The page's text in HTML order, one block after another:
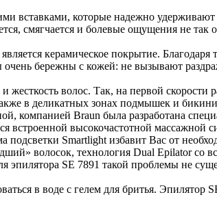
вставками, которые надежно
смягчается и болевые ощущения не
керамическое покрытие.
очень бережны с кожей: не вызывают
волос. Так, на первой скорости
в деликатных зонах подмышек и
компанией Braun была разработана
встроенной высокочастотной
Smartlight избавит Вас от
волосок, технология Dual Epilator со
эпилятора SE 7891 такой проблемы не
в воде с гелем для бритья. Эпилятор